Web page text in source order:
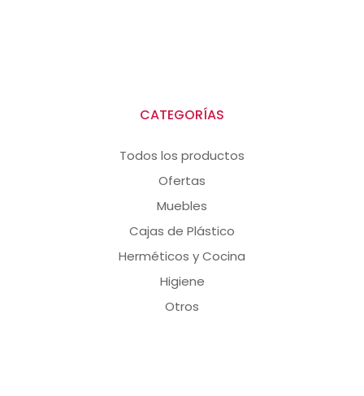
CATEGORÍAS
Todos los productos
Ofertas
Muebles
Cajas de Plástico
Herméticos y Cocina
Higiene
Otros